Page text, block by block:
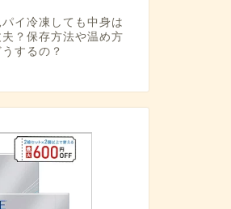
パイ冷凍しても中身は
夫？保存方法や温め方
するの？